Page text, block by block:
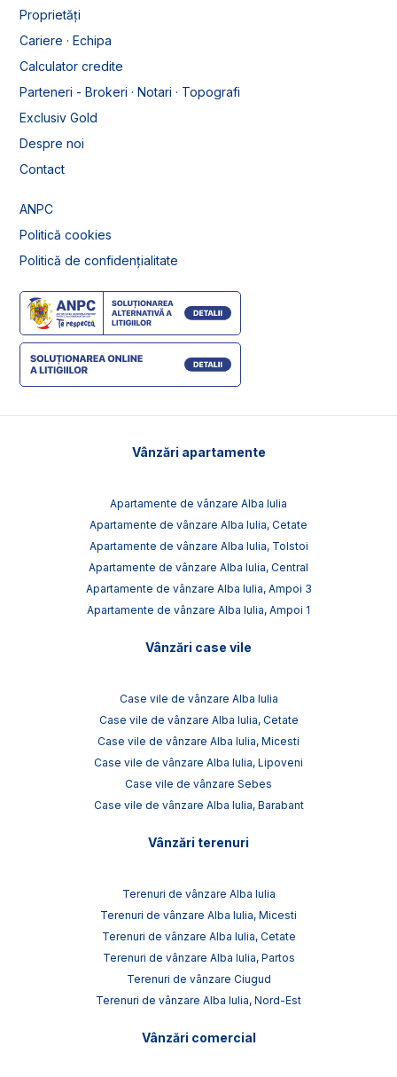
Proprietăți
Cariere · Echipa
Calculator credite
Parteneri - Brokeri · Notari · Topografi
Exclusiv Gold
Despre noi
Contact
ANPC
Politică cookies
Politică de confidențialitate
Vânzări apartamente
Apartamente de vânzare Alba Iulia
Apartamente de vânzare Alba Iulia, Cetate
Apartamente de vânzare Alba Iulia, Tolstoi
Apartamente de vânzare Alba Iulia, Central
Apartamente de vânzare Alba Iulia, Ampoi 3
Apartamente de vânzare Alba Iulia, Ampoi 1
Vânzări case vile
Case vile de vânzare Alba Iulia
Case vile de vânzare Alba Iulia, Cetate
Case vile de vânzare Alba Iulia, Micesti
Case vile de vânzare Alba Iulia, Lipoveni
Case vile de vânzare Sebes
Case vile de vânzare Alba Iulia, Barabant
Vânzări terenuri
Terenuri de vânzare Alba Iulia
Terenuri de vânzare Alba Iulia, Micesti
Terenuri de vânzare Alba Iulia, Cetate
Terenuri de vânzare Alba Iulia, Partos
Terenuri de vânzare Ciugud
Terenuri de vânzare Alba Iulia, Nord-Est
Vânzări comercial